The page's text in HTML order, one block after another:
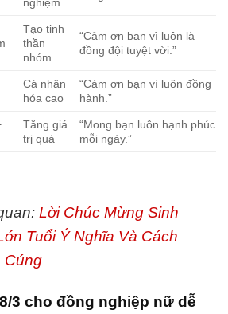
Tạo tinh
thần
nhóm
“Cảm ơn bạn vì luôn là
đồng đội tuyệt vời.”
Cá nhân
hóa cao
“Cảm ơn bạn vì luôn đồng
hành.”
Tăng giá
trị quà
“Mong bạn luôn hạnh phúc
mỗi ngày.”
Lời Chúc Mừng Sinh
Tuổi Ý Nghĩa Và Cách
Cúng
3 cho đồng nghiệp nữ dễ